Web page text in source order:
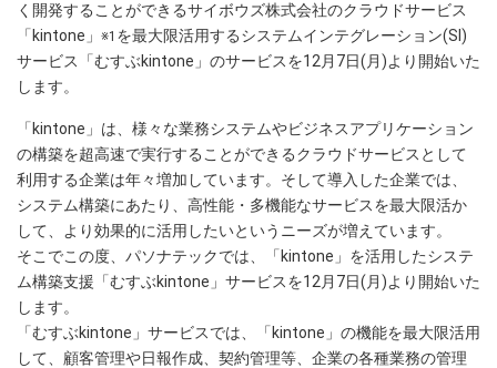
く開発することができるサイボウズ株式会社のクラウドサービス
「kintone」 ※1 を最大限活用するシステムインテグレーション(SI)
サービス「むすぶkintone」のサービスを12月7日(月)より開始いた
します。
「kintone」は、様々な業務システムやビジネスアプリケーション
の構築を超高速で実行することができるクラウドサービスとして
利用する企業は年々増加しています。そして導入した企業では、
システム構築にあたり、高性能・多機能なサービスを最大限活か
して、より効果的に活用したいというニーズが増えています。
そこでこの度、パソナテックでは、「kintone」を活用したシステ
ム構築支援「むすぶkintone」サービスを12月7日(月)より開始いた
します。
「むすぶkintone」サービスでは、「kintone」の機能を最大限活用
して、顧客管理や日報作成、契約管理等、企業の各種業務の管理